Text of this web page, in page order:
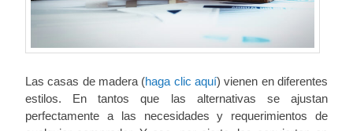
Las casas de madera (haga clic aquí) vienen en diferentes
estilos. En tantos que las alternativas se ajustan
perfectamente a las necesidades y requerimientos de